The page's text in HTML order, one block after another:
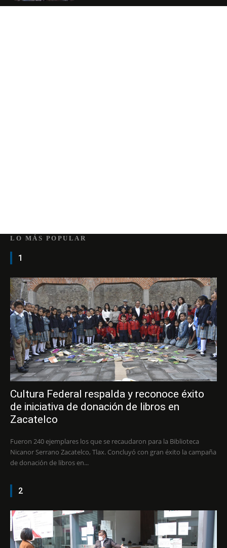
LO MÁS POPULAR
1
Cultura Federal respalda y reconoce éxito
de iniciativa de donación de libros en
Zacatelco
Fueron 240 ejemplares los que se recaudaron para la Biblioteca
Nicanor Serrano Zacatelco, Tlax. Concluyó con gran éxito la campaña
de donación de libros en...
2